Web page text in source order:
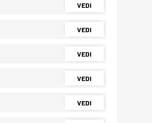
VEDI
VEDI
VEDI
VEDI
VEDI